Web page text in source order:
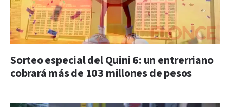
Sorteo especial del Quini 6: un entrerriano
cobrará más de 103 millones de pesos